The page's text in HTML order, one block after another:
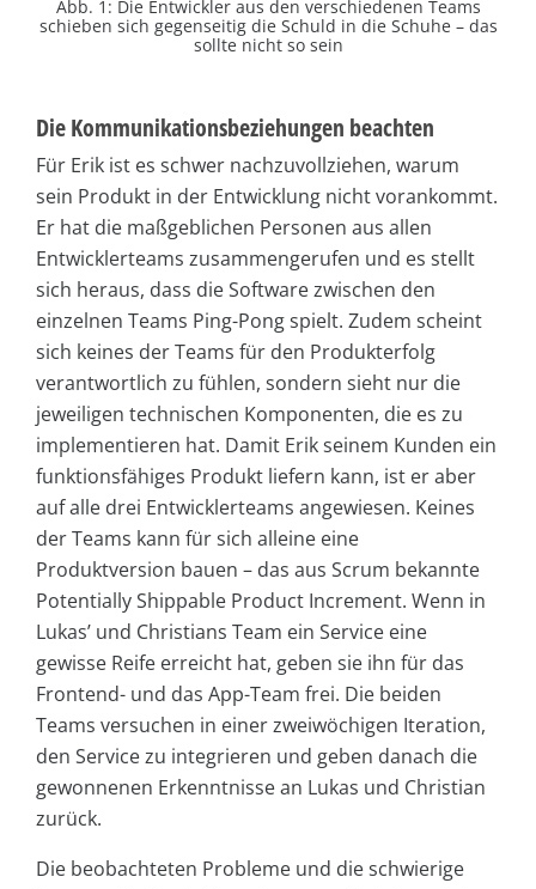
Abb. 1: Die Entwickler aus den verschiedenen Teams
schieben sich gegenseitig die Schuld in die Schuhe – das
sollte nicht so sein
Die Kommunikationsbeziehungen beachten
Für Erik ist es schwer nachzuvollziehen, warum
sein Produkt in der Entwicklung nicht vorankommt.
Er hat die maßgeblichen Personen aus allen
Entwicklerteams zusammengerufen und es stellt
sich heraus, dass die Software zwischen den
einzelnen Teams Ping-Pong spielt. Zudem scheint
sich keines der Teams für den Produkterfolg
verantwortlich zu fühlen, sondern sieht nur die
jeweiligen technischen Komponenten, die es zu
implementieren hat. Damit Erik seinem Kunden ein
funktionsfähiges Produkt liefern kann, ist er aber
auf alle drei Entwicklerteams angewiesen. Keines
der Teams kann für sich alleine eine
Produktversion bauen – das aus Scrum bekannte
Potentially Shippable Product Increment. Wenn in
Lukas’ und Christians Team ein Service eine
gewisse Reife erreicht hat, geben sie ihn für das
Frontend- und das App-Team frei. Die beiden
Teams versuchen in einer zweiwöchigen Iteration,
den Service zu integrieren und geben danach die
gewonnenen Erkenntnisse an Lukas und Christian
zurück.
Die beobachteten Probleme und die schwierige